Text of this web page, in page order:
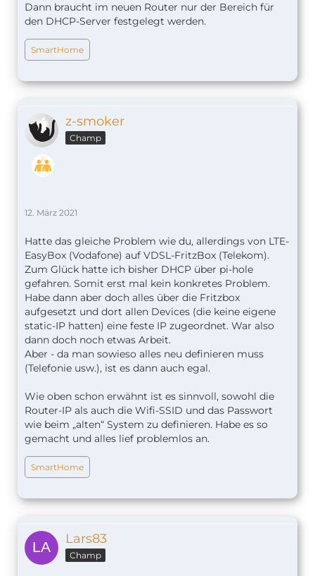
Dann braucht im neuen Router nur der Bereich für
den DHCP-Server festgelegt werden.
SmartHome
z-smoker
Champ
12. März 2021
Hatte das gleiche Problem wie du, allerdings von LTE-
EasyBox (Vodafone) auf VDSL-FritzBox (Telekom).
Zum Glück hatte ich bisher DHCP über pi-hole
gefahren. Somit erst mal kein konkretes Problem.
Habe dann aber doch alles über die Fritzbox
aufgesetzt und dort allen Devices (die keine eigene
static-IP hatten) eine feste IP zugeordnet. War also
dann doch noch etwas Arbeit.
Aber - da man sowieso alles neu definieren muss
(Telefonie usw.), ist es dann auch egal.
Wie oben schon erwähnt ist es sinnvoll, sowohl die
Router-IP als auch die Wifi-SSID und das Passwort
wie beim „alten“ System zu definieren. Habe es so
gemacht und alles lief problemlos an.
SmartHome
Lars83
Champ